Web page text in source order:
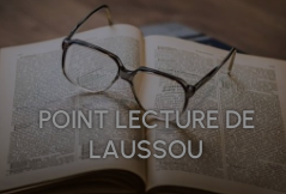
POINT LECTURE DE
LAUSSOU